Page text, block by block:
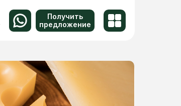
Получить
предложение